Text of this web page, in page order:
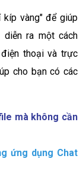
vàng" để giúp
ra một cách
thoại và trực
cho bạn có các
mà không cần
ứng dụng Chat